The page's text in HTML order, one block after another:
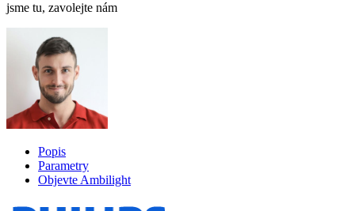
jsme tu, zavolejte nám
Popis
Parametry
Objevte Ambilight